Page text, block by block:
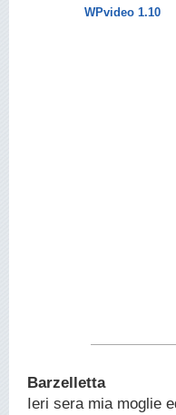
WPvideo 1.10
Barzelletta
Ieri sera mia moglie